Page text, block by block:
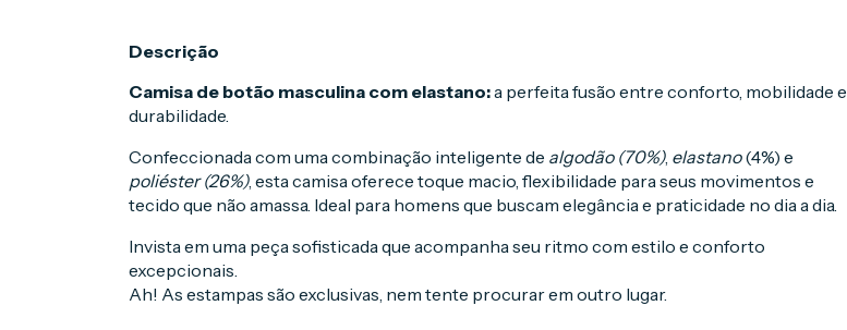
Descrição
Camisa de botão masculina com elastano:a perfeita fusão entre conforto, mobilidade e
durabilidade.
Confeccionada com uma combinação inteligente de algodão (70%), elastano(4%) e
poliéster (26%), esta camisa oferece toque macio, flexibilidade para seus movimentos e
tecido que não amassa. Ideal para homens que buscam elegância e praticidade no dia a dia.
Invista em uma peça sofisticada que acompanha seu ritmo com estilo e conforto
excepcionais.
Ah! As estampas são exclusivas, nem tente procurar em outro lugar.